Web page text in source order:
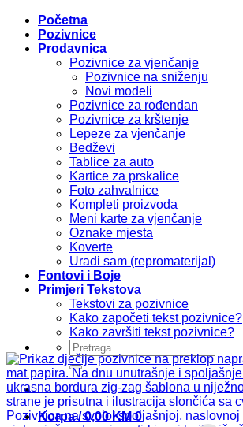
Početna
Pozivnice
Prodavnica
Pozivnice za vjenčanje
Pozivnice na sniženju
Novi modeli
Pozivnice za rođendan
Pozivnice za krštenje
Lepeze za vjenčanje
Bedževi
Tablice za auto
Kartice za prskalice
Foto zahvalnice
Kompleti proizvoda
Meni karte za vjenčanje
Oznake mjesta
Koverte
Uradi sam (repromaterijal)
Fontovi i Boje
Primjeri Tekstova
Tekstovi za pozivnice
Kako započeti tekst pozivnice?
Kako završiti tekst pozivnice?
Pretraži:
Korpa /0,00KM 0